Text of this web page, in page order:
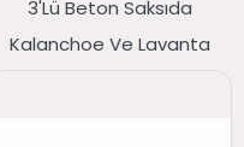
3'lü Beton Saksıda
Kalanchoe Ve Lavanta